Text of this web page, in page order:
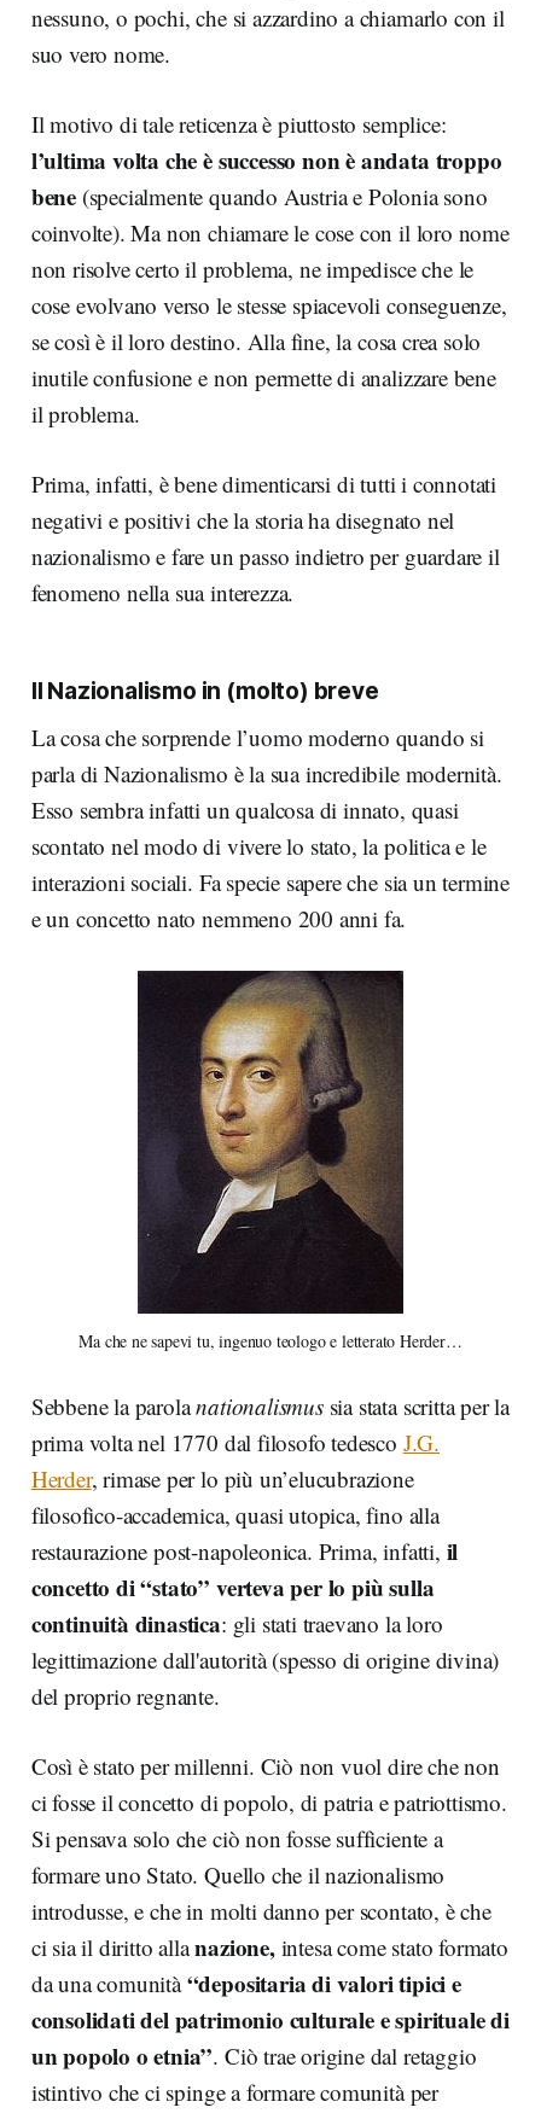
nessuno, o pochi, che si azzardino a chiamarlo con il
suo vero nome.
Il motivo di tale reticenza è piuttosto semplice:
l’ultima volta che è successo non è andata troppo
bene(specialmente quando Austria e Polonia sono
coinvolte). Ma non chiamare le cose con il loro nome
non risolve certo il problema, ne impedisce che le
cose evolvano verso le stesse spiacevoli conseguenze,
se così è il loro destino. Alla fine, la cosa crea solo
inutile confusione e non permette di analizzare bene
il problema.
Prima, infatti, è bene dimenticarsi di tutti i connotati
negativi e positivi che la storia ha disegnato nel
nazionalismo e fare un passo indietro per guardare il
fenomeno nella sua interezza.
Il Nazionalismo in (molto) breve
La cosa che sorprende l’uomo moderno quando si
parla di Nazionalismo è la sua incredibile modernità.
Esso sembra infatti un qualcosa di innato, quasi
scontato nel modo di vivere lo stato, la politica e le
interazioni sociali. Fa specie sapere che sia un termine
e un concetto nato nemmeno 200 anni fa.
Ma che ne sapevi tu, ingenuo teologo e letterato Herder…
Sebbene la parolanationalismussia stata scritta per la
prima volta nel 1770 dal filosofo tedesco J.G.
Herder, rimase per lo più un’elucubrazione
filosofico-accademica, quasi utopica, fino alla
restaurazione post-napoleonica. Prima, infatti, il
concetto di “stato” verteva per lo più sulla
continuità dinastica: gli stati traevano la loro
legittimazione dall'autorità (spesso di origine divina)
del proprio regnante.
Così è stato per millenni. Ciò non vuol dire che non
ci fosse il concetto di popolo, di patria e patriottismo.
Si pensava solo che ciò non fosse sufficiente a
formare uno Stato. Quello che il nazionalismo
introdusse, e che in molti danno per scontato, è che
ci sia il diritto allanazione, intesa come stato formato
da una comunità“depositaria di valori tipici e
consolidati del patrimonio culturale e spirituale di
un popolo o etnia”. Ciò trae origine dal retaggio
istintivo che ci spinge a formare comunità per